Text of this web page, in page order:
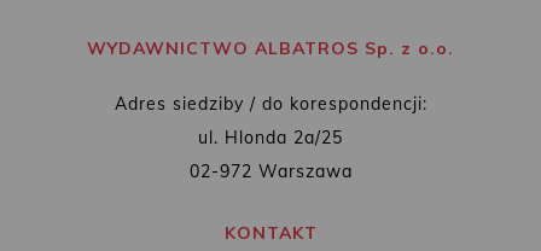
WYDAWNICTWO ALBATROS Sp. z o.o.
Adres siedziby / do korespondencji:
ul. Hlonda 2a/25
02-972 Warszawa
KONTAKT